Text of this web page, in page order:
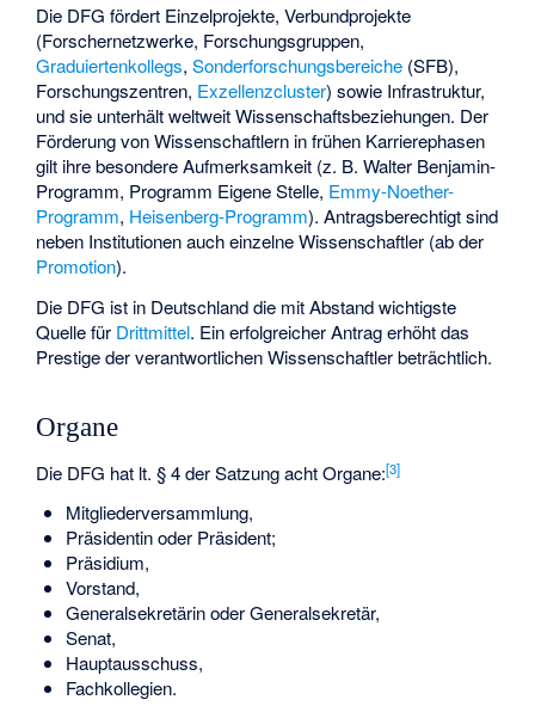
Die DFG fördert Einzelprojekte, Verbundprojekte
(Forschernetzwerke, Forschungsgruppen,
Graduiertenkollegs,Sonderforschungsbereiche (SFB),
Forschungszentren, Exzellenzcluster) sowie Infrastruktur,
und sie unterhält weltweit Wissenschaftsbeziehungen. Der
Förderung von Wissenschaftlern in frühen Karrierephasen
gilt ihre besondere Aufmerksamkeit (z. B. Walter Benjamin-
Programm, Programm Eigene Stelle, Emmy-Noether-
Programm, Heisenberg-Programm). Antragsberechtigt sind
neben Institutionen auch einzelne Wissenschaftler (ab der
Promotion).
Die DFG ist in Deutschland die mit Abstand wichtigste
Quelle für Drittmittel. Ein erfolgreicher Antrag erhöht das
Prestige der verantwortlichen Wissenschaftler beträchtlich.
Organe
Die DFG hat lt. § 4 der Satzung acht Organe:[3]
Mitgliederversammlung,
Präsidentin oder Präsident;
Präsidium,
Vorstand,
Generalsekretärin oder Generalsekretär,
Senat,
Hauptausschuss,
Fachkollegien.